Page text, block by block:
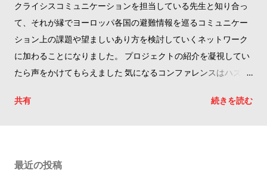
クライシスコミュニケーションを担当している先生と知り合っ
て、それが縁でヨーロッパ各国の避難情報を巡るコミュニケー
ション上の課題や望ましいあり方を検討していくネットワーク
に加わることになりました。 プロジェクトの紹介を凝視してい
たら声をかけてもらえました 気になるコンファレンスはハズレ
て、フランスやベルギー、イギリスに行ったり、オンラインで
早いのか遅いのかで言えば、結果的にはちょうどいいと思って
共有 続きを読む
最近の投稿